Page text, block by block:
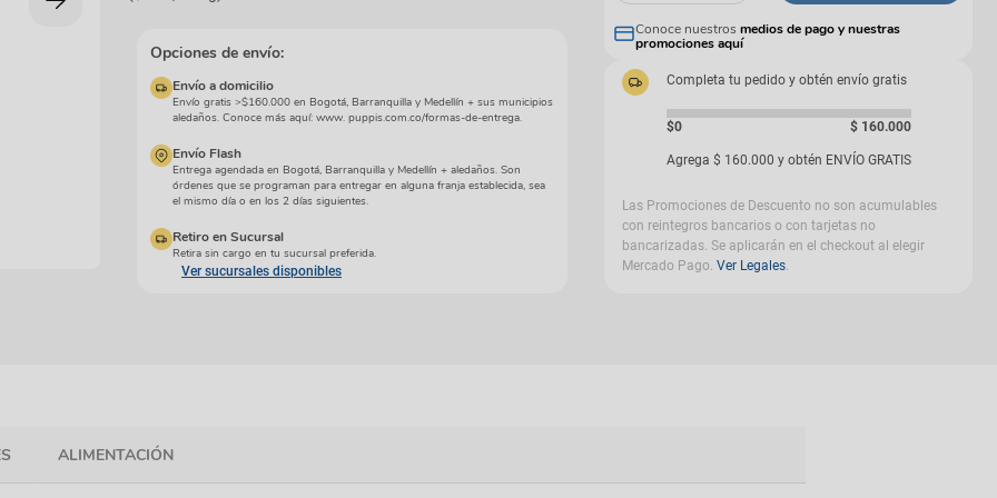
manchas
Opciones de envío:
Envío a domicilio
Envío gratis >$160.000 en Bogotá, Barranquilla y Medellín + sus municipios
aledaños. Conoce más aquí: www. puppis.com.co/formas-de-entrega.
Envío Flash
Entrega agendada en Bogotá, Barranquilla y Medellín + aledaños. Son
órdenes que se programan para entregar en alguna franja establecida, sea
el mismo día o en los 2 días siguientes.
Retiro en Sucursal
Retira sin cargo en tu sucursal preferida.
Ver sucursales disponibles
Conoce nuestros medios de pago y nuestras
promociones aquí
Completa tu pedido y obtén envío gratis
$0 $ 160.000
Agrega $ 160.000 y obtén ENVÍO GRATIS
Las Promociones de Descuento no son acumulables
con reintegros bancarios o con tarjetas no
bancarizadas. Se aplicarán en el checkout al elegir
Mercado Pago. Ver Legales.
ALIMENTACIÓN